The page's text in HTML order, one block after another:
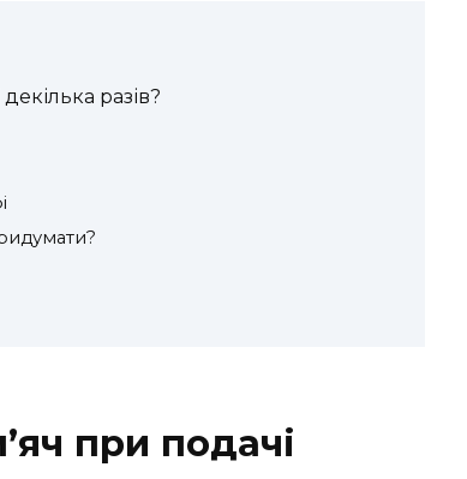
разів?
при подачі